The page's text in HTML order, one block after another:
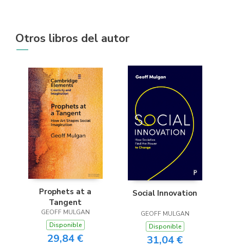
Otros libros del autor
Prophets at a
Tangent
GEOFF MULGAN
Disponible
29,84 €
Social Innovation
GEOFF MULGAN
Disponible
31,04 €